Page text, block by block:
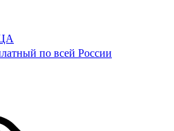
по всей России